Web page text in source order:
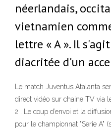
néerlandais,
vietnamien
lettre « A ». Il
diacritée d'un
Le match Juventus Atalanta
direct vidéo sur chaine TV via
2 . Le coup d’envoi et la
pour le championnat "Serie A"